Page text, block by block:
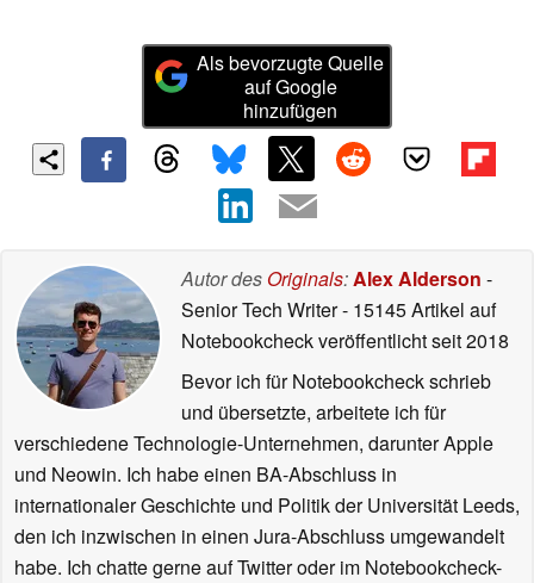
Als bevorzugte Quelle
auf Google
hinzufügen
Autor des Originals:Alex Alderson -
Senior Tech Writer- 15145 Artikel auf
Notebookcheck veröffentlichtseit 2018
Bevor ich für Notebookcheck schrieb
und übersetzte, arbeitete ich für
verschiedene Technologie-Unternehmen, darunter Apple
und Neowin. Ich habe einen BA-Abschluss in
internationaler Geschichte und Politik der Universität Leeds,
den ich inzwischen in einen Jura-Abschluss umgewandelt
habe. Ich chatte gerne auf Twitter oder im Notebookcheck-